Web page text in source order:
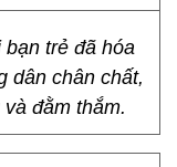
bạn trẻ đã hóa
dân chân chất,
đằm thắm.